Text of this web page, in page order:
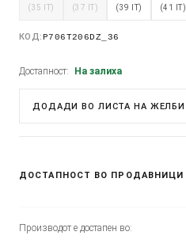
(35 IT) (37 IT) (39 IT) (41 IT)
КОД: P706T206DZ_36
Достапност: На залиха
ДОДАДИ ВО ЛИСТА НА ЖЕЛБИ
ДОСТАПНОСТ ВО ПРОДАВНИЦИ
Производот е достапен во: